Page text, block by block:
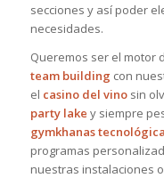
secciones y así poder
necesidades.
Queremos ser el motor
team building con
el casino del vinosin
party lake y siempre
gymkhanas
programas
nuestras instalaciones